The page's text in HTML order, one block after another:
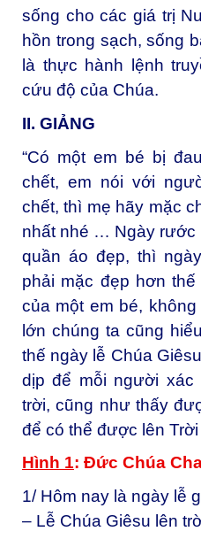
sống cho các giá trị
hồn trong sạch, sống
là thực hành lệnh
cứu độ của Chúa.
II. GIẢNG
“Có một em bé bị
chết, em nói với
chết, thì mẹ hãy mặc
nhất nhé … Ngày rước
quần áo đẹp, thì
phải mặc đẹp hơn
của một em bé,
lớn chúng ta cũng
thế ngày lễ Chúa
dịp để mỗi người xác
trời, cũng như thấy
để có thể được lên
Hình 1: Đức Chúa
1/ Hôm nay là ngày lễ
– Lễ Chúa Giêsu lên